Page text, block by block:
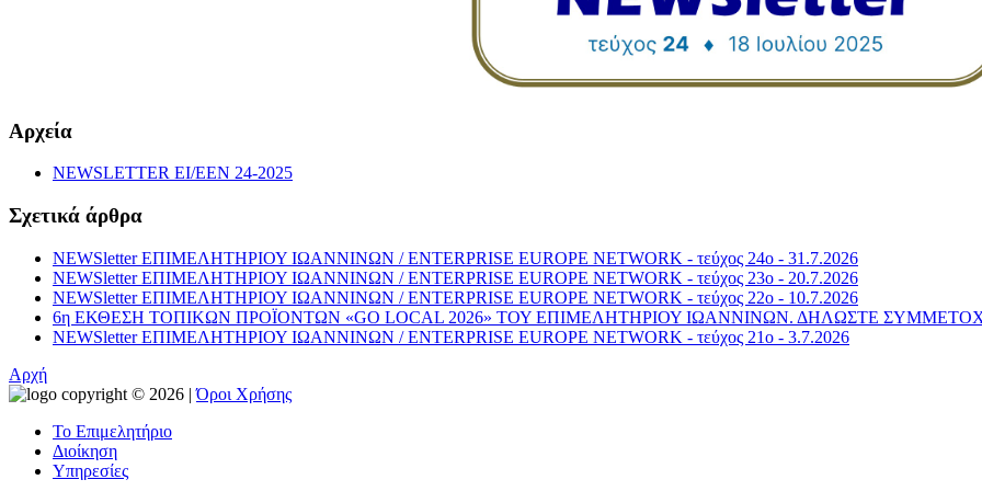
Αρχεία
NEWSLETTER EI/EEN 24-2025
Σχετικά άρθρα
NEWSletter ΕΠΙΜΕΛΗΤΗΡΙΟΥ ΙΩΑΝΝΙΝΩΝ / ENTERPRISE EUROPE NETWORK - τεύχος 24o - 31.7.2026
NEWSletter ΕΠΙΜΕΛΗΤΗΡΙΟΥ ΙΩΑΝΝΙΝΩΝ / ENTERPRISE EUROPE NETWORK - τεύχος 23o - 20.7.2026
NEWSletter ΕΠΙΜΕΛΗΤΗΡΙΟΥ ΙΩΑΝΝΙΝΩΝ / ENTERPRISE EUROPE NETWORK - τεύχος 22o - 10.7.2026
6η ΕΚΘΕΣΗ ΤΟΠΙΚΩΝ ΠΡΟΪΟΝΤΩΝ «GO LOCAL 2026» ΤΟΥ ΕΠΙΜΕΛΗΤΗΡΙΟΥ ΙΩΑΝΝΙΝΩΝ. ΔΗΛΩΣΤΕ
NEWSletter ΕΠΙΜΕΛΗΤΗΡΙΟΥ ΙΩΑΝΝΙΝΩΝ / ENTERPRISE EUROPE NETWORK - τεύχος 21o - 3.7.2026
Αρχή
copyright © 2026 |Όροι Χρήσης
Το Επιμελητήριο
Διοίκηση
Υπηρεσίες